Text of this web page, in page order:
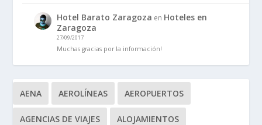
Hotel Barato Zaragoza en Hoteles en
Zaragoza
27/09/2017
Muchas gracias por la información!
AENA AEROLÍNEAS AEROPUERTOS
AGENCIAS DE VIAJES ALOJAMIENTOS